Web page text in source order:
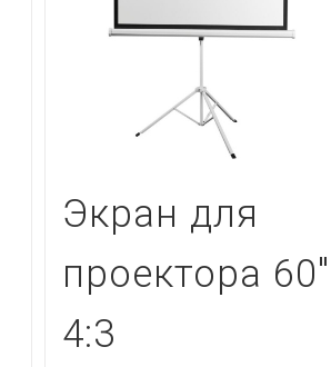
Экран для
проектора 60″
4:3